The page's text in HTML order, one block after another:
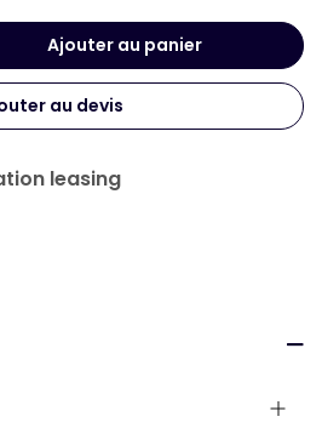
Ajouter au panier
au devis
leasing